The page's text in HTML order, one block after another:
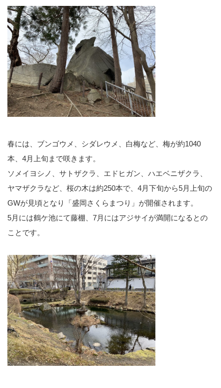
春には、ブンゴウメ、シダレウメ、白梅など、梅が約1040
本、4月上旬まで咲きます。
ソメイヨシノ、サトザクラ、エドヒガン、ハエベニザクラ、
ヤマザクラなど、桜の木は約250本で、4月下旬から5月上旬の
GWが見頃となり「盛岡さくらまつり」が開催されます。
5月には鶴ケ池にて藤棚、7月にはアジサイが満開になるとの
ことです。